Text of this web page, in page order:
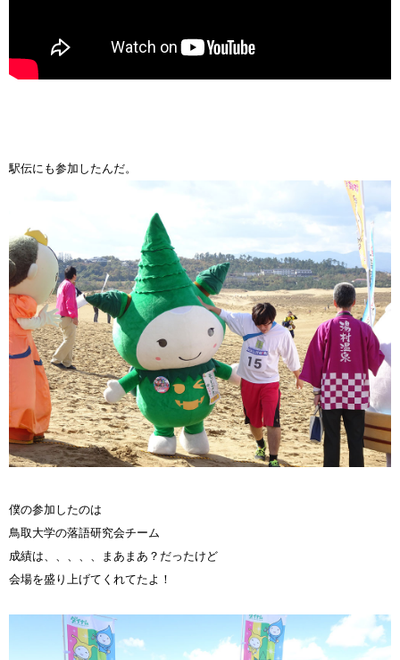
駅伝にも参加したんだ。
僕の参加したのは
鳥取大学の落語研究会チーム
成績は、、、、、まあまあ？だったけど
会場を盛り上げてくれてたよ！